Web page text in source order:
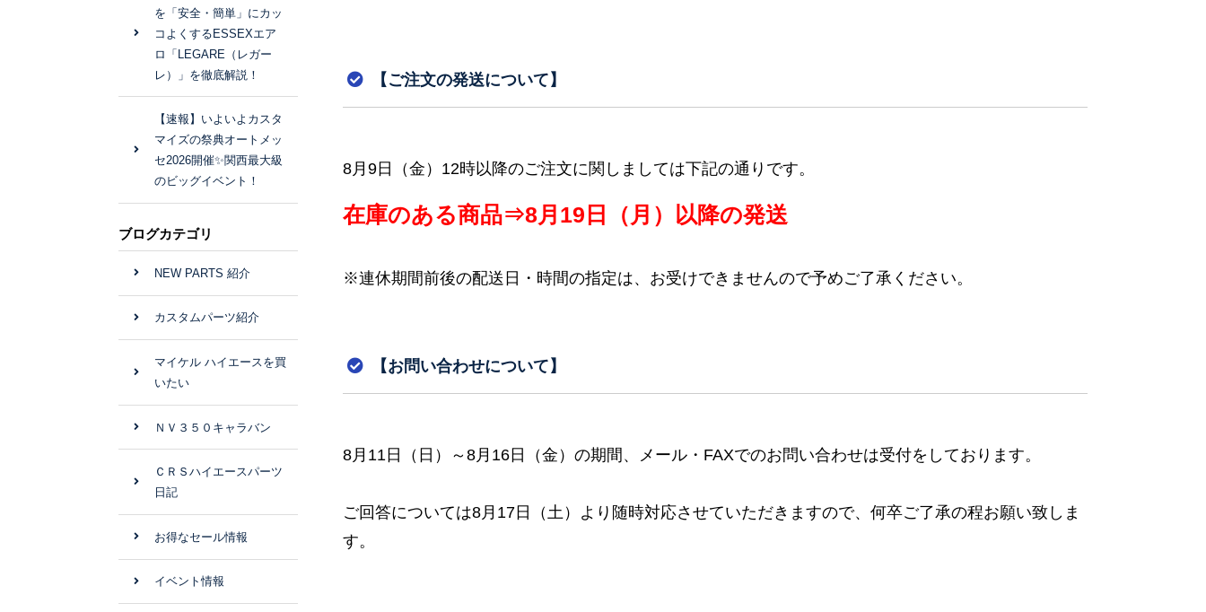
【ご注文の発送について】
8月9日（金）12時以降のご注文に関しましては下記の通りです。
在庫のある商品⇒8月19日（月）以降の発送
※連休期間前後の配送日・時間の指定は、お受けできませんので予めご了承ください。
【お問い合わせについて】
8月11日（日）～8月16日（金）の期間、メール・FAXでのお問い合わせは受付をしております。
ご回答については8月17日（土）より随時対応させていただきますので、何卒ご了承の程お願い致しま
す。
を「安全・簡単」にカッ
コよくするESSEXエア
ロ「LEGARE（レガー
レ）」を徹底解説！
【速報】いよいよカスタ
マイズの祭典オートメッ
セ2026開催✨関西最大級
のビッグイベント！
ブログカテゴリ
NEW PARTS 紹介
カスタムパーツ紹介
マイケル ハイエースを買
いたい
ＮＶ３５０キャラバン
ＣＲＳハイエースパーツ
日記
お得なセール情報
イベント情報